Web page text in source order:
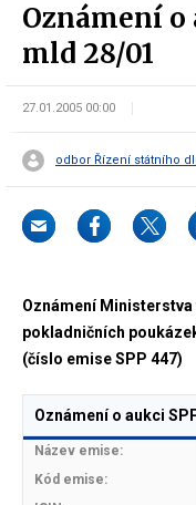
Oznámení o
mld 28/01
27.01.2005 00:00
odbor Řízení státního
Oznámení Ministerstva
pokladničních
(číslo emise SPP 447)
Oznámení o aukci
Název emise:
Kód emise: